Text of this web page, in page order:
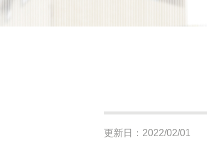
更新日：2022/02/01